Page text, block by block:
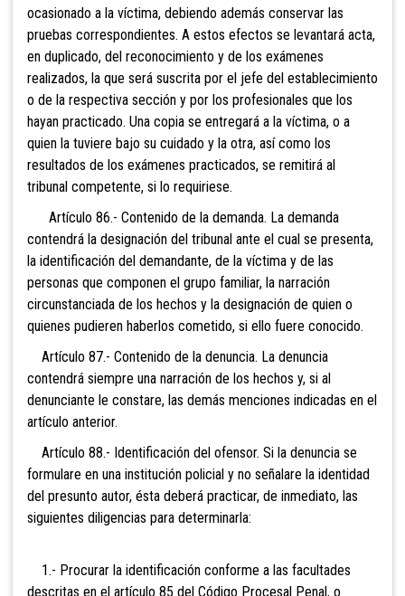
ocasionado a la víctima, debiendo además conservar las
pruebas correspondientes. A estos efectos se levantará acta,
en duplicado, del reconocimiento y de los exámenes
realizados, la que será suscrita por el jefe del establecimiento
o de la respectiva sección y por los profesionales que los
hayan practicado. Una copia se entregará a la víctima, o a
quien la tuviere bajo su cuidado y la otra, así como los
resultados de los exámenes practicados, se remitirá al
tribunal competente, si lo requiriese.
Artículo 86.- Contenido de la demanda. La demanda
contendrá la designación del tribunal ante el cual se presenta,
la identificación del demandante, de la víctima y de las
personas que componen el grupo familiar, la narración
circunstanciada de los hechos y la designación de quien o
quienes pudieren haberlos cometido, si ello fuere conocido.
Artículo 87.- Contenido de la denuncia. La denuncia
contendrá siempre una narración de los hechos y, si al
denunciante le constare, las demás menciones indicadas en el
artículo anterior.
Artículo 88.- Identificación del ofensor. Si la denuncia se
formulare en una institución policial y no señalare la identidad
del presunto autor, ésta deberá practicar, de inmediato, las
siguientes diligencias para determinarla:
1.- Procurar la identificación conforme a las facultades
descritas en el artículo 85 del Código Procesal Penal, o